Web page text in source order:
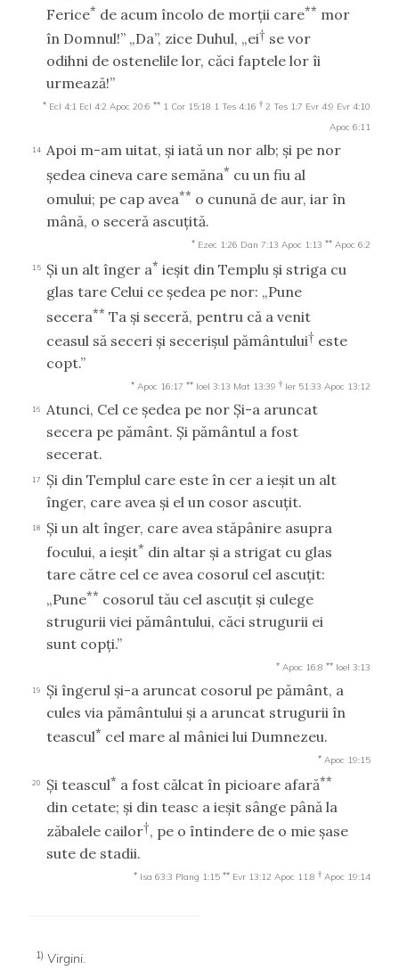
Ferice* de acum încolo de morţii care** mor
în Domnul!” „Da”, zice Duhul, „ei† se vor
odihni de ostenelile lor, căci faptele lor îi
urmează!”
* Ecl 4:1 Ecl 4:2 Apoc 20:6 ** 1 Cor 15:18 1 Tes 4:16 † 2 Tes 1:7 Evr 4:9 Evr 4:10
Apoc 6:11
14 Apoi m-am uitat, şi iată un nor alb; şi pe nor
şedea cineva care semăna* cu un fiu al
omului; pe cap avea** o cunună de aur, iar în
mână, o seceră ascuţită.
* Ezec 1:26 Dan 7:13 Apoc 1:13 ** Apoc 6:2
15 Şi un alt înger a* ieşit din Templu şi striga cu
glas tare Celui ce şedea pe nor: „Pune
secera** Ta şi seceră, pentru că a venit
ceasul să seceri şi secerişul pământului† este
copt.”
* Apoc 16:17 ** Ioel 3:13 Mat 13:39 † Ier 51:33 Apoc 13:12
16
Atunci, Cel ce şedea pe nor Şi-a aruncat
secera pe pământ. Şi pământul a fost
secerat.
17
Şi din Templul care este în cer a ieşit un alt
înger, care avea şi el un cosor ascuţit.
18
Şi un alt înger, care avea stăpânire asupra
focului, a ieşit* din altar şi a strigat cu glas
tare către cel ce avea cosorul cel ascuţit:
„Pune** cosorul tău cel ascuţit şi culege
strugurii viei pământului, căci strugurii ei
sunt copţi.”
* Apoc 16:8 ** Ioel 3:13
19
Şi îngerul şi-a aruncat cosorul pe pământ, a
cules via pământului şi a aruncat strugurii în
teascul* cel mare al mâniei lui Dumnezeu.
* Apoc 19:15
20 Şi teascul* a fost călcat în picioare afară**
din cetate; şi din teasc a ieşit sânge până la
zăbalele cailor†, pe o întindere de o mie şase
sute de stadii.
* Isa 63:3 Plang 1:15 ** Evr 13:12 Apoc 11:8 † Apoc 19:14
1) Virgini.